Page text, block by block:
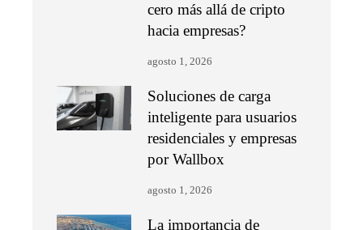
cero más allá de cripto
hacia empresas?
agosto 1, 2026
Soluciones de carga
inteligente para usuarios
residenciales y empresas
por Wallbox
agosto 1, 2026
La importancia de